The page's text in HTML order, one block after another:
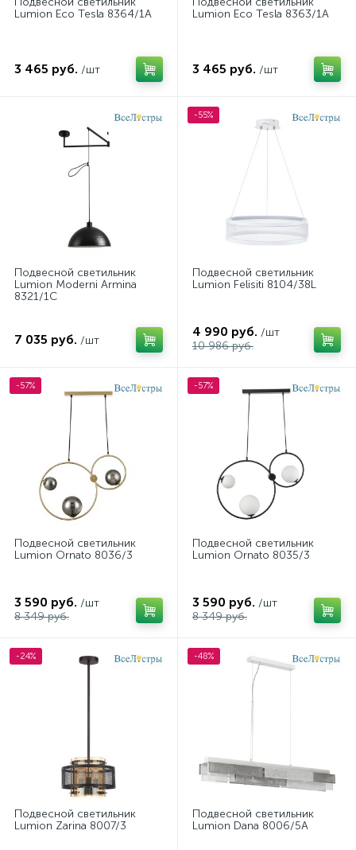
Lumion Eco Tesla 8364/1A
3 465 руб. /шт
Lumion Eco Tesla 8363/1A
3 465 руб. /шт
Подвесной светильник
Lumion Moderni Armina
8321/1C
7 035 руб. /шт
-55%
Подвесной светильник
Lumion Felisiti 8104/38L
4 990 руб. /шт
10 986 руб.
-57%
Подвесной светильник
Lumion Ornato 8036/3
3 590 руб. /шт
8 349 руб.
-57%
Подвесной светильник
Lumion Ornato 8035/3
3 590 руб. /шт
8 349 руб.
-24%
Подвесной светильник
Lumion Zarina 8007/3
-48%
Подвесной светильник
Lumion Dana 8006/5A